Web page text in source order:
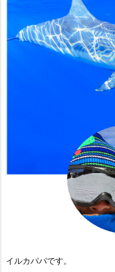
イルカパパです。